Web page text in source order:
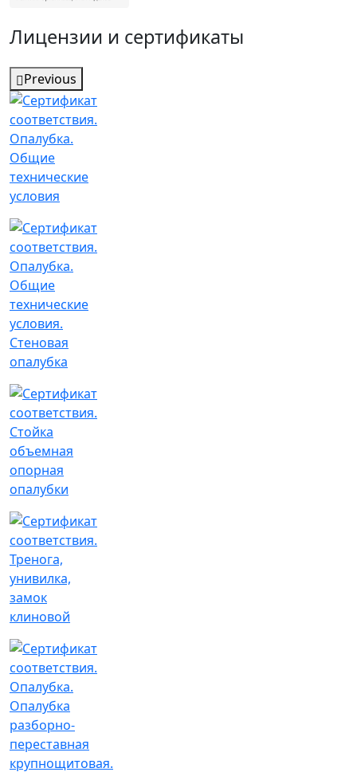
Лицензии и сертификаты
Previous